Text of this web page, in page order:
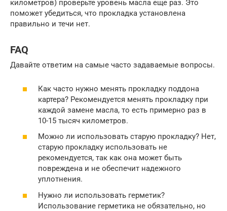
километров) проверьте уровень масла еще раз. Это
поможет убедиться, что прокладка установлена
правильно и течи нет.
FAQ
Давайте ответим на самые часто задаваемые вопросы.
Как часто нужно менять прокладку поддона
картера? Рекомендуется менять прокладку при
каждой замене масла, то есть примерно раз в
10-15 тысяч километров.
Можно ли использовать старую прокладку? Нет,
старую прокладку использовать не
рекомендуется, так как она может быть
повреждена и не обеспечит надежного
уплотнения.
Нужно ли использовать герметик?
Использование герметика не обязательно, но